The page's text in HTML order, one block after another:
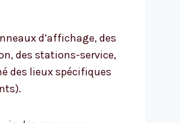
d’affichage, des
des stations-service,
des lieux spécifiques